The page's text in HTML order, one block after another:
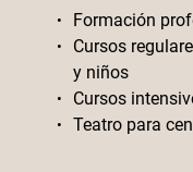
Formación
Cursos
y niños
Cursos
Teatro para